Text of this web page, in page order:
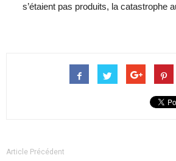
s’étaient pas produits, la catastrophe
Article Précédent